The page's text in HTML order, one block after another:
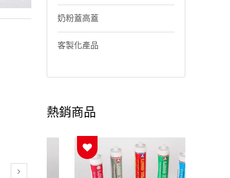
奶粉蓋高蓋
客製化產品
熱銷商品